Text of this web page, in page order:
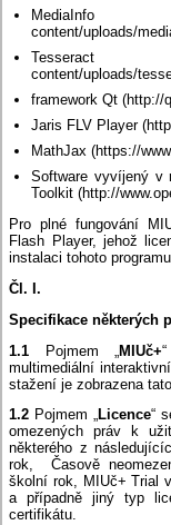
MediaInfo
content/uploads/
Tesseract
content/uploads/
framework Qt (http://
Jaris FLV Player
MathJax (https://
Software vyvíjený v
Toolkit (http://
Pro plné fungování
Flash Player, jehož
instalaci tohoto
Čl. I.
Specifikace některých
1.1 Pojmem „ MIUč+
multimediální
stažení je zobrazena
1.2 Pojmem „Licence“
omezených práv k
některého z
rok, Časově
školní rok, MIUč+ Trial
a případně jiný typ
certifikátu.